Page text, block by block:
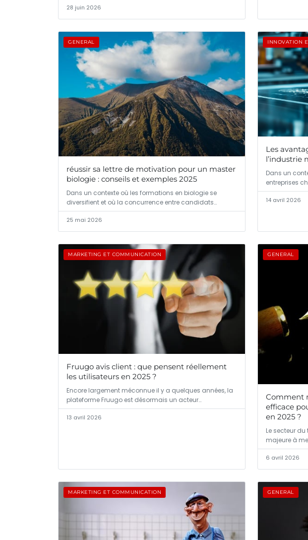
28 juin 2026
GENERAL
réussir sa lettre de motivation pour un master
biologie : conseils et exemples 2025
Dans un contexte où les formations en biologie se
diversifient et où la concurrence entre candidats…
25 mai 2026
INNOVATION
Les
l’industrie
Dans un
entreprises
14 avril 2026
MARKETING ET COMMUNICATION
Fruugo avis client : que pensent réellement
les utilisateurs en 2025 ?
Encore largement méconnue il y a quelques années, la
plateforme Fruugo est désormais un acteur…
13 avril 2026
GENERAL
Comment
efficace
en 2025 ?
Le secteur
majeure à
6 avril 2026
MARKETING ET COMMUNICATION GENERAL